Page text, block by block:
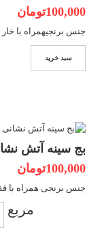
100,000تومان
جنس برنجیهمراه با
سبد خرید
بج سینه آتش
100,000تومان
جنس برنجی همراه با
مربع